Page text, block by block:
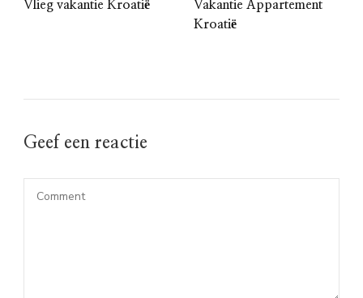
Vlieg vakantie Kroatië
Vakantie Appartement
Kroatië
Geef een reactie